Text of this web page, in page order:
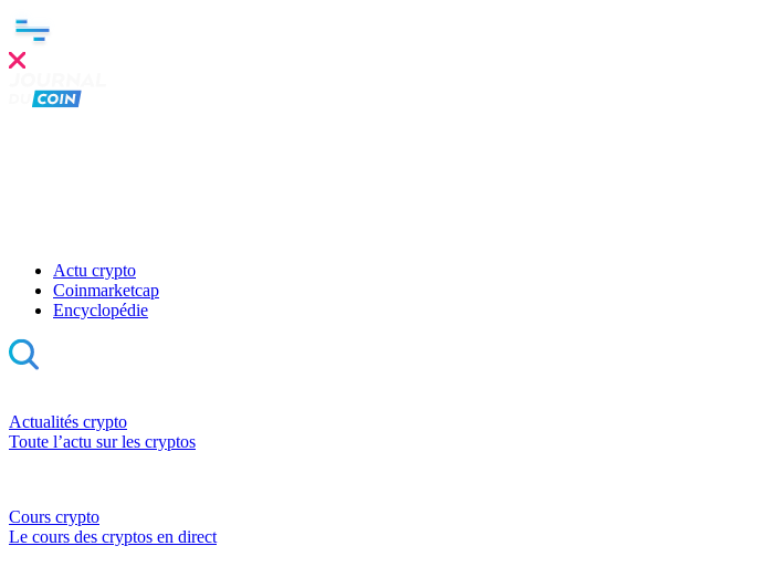
Actu crypto
Coinmarketcap
Encyclopédie
Actualités crypto
Toute l’actu sur les cryptos
Cours crypto
Le cours des cryptos en direct